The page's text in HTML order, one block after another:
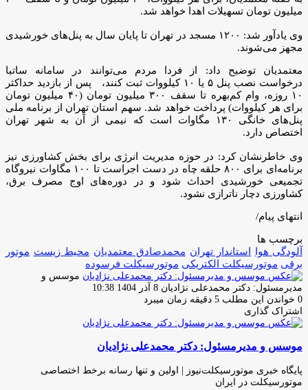
میلیون تومان تسهیلات اهدا خواهد شد.
وی یادآور شد: ۱۲۰۰ مسجد در تهران تا پایان سال به پنل‌های خورشیدی
مجهز می‌شوند.
معتمدیان توضیح داد: از فردا مردم می‌توانند در سامانه ساتبا
درخواست نصب پنل ۵ یا ۱۰ کیلووات ثبت کنند، پس از بازدید حداکثر
۱۰ روزه، وام کم‌بهره تا سقف ۳۰۰ میلیون تومان (۴۰ میلیون تومان
برای هر کیلووات) پرداخت خواهد شد. سهم استان تهران از برنامه ملی
پنل‌های خانگی ۱۳۰ مگاوات است که نیمی از آن به شهر تهران
اختصاص دارد.
وی خاطرنشان کرد: در حوزه مدیریت انرژی برای بخش کشاورزی نیز
برنامه‌ای برای ۸۰۰ حلقه چاه در دست اجراست تا ۱۰۰ مگاوات نیروگاه
تجمیعی خورشیدی احداث شود و در دوره‌های اوج مصرف برق،
کشاورزی دچار ناترازی نشود.
انتهای پیام/
برچسب ها
آلودگی هوا استاندار تهران محمدصادق معتمدیان محیط زیست موتور
برقی موتورسیکلت الکتریکى موتورسیکلت فرسوده
موسس و
مدیرمسئول: دکتر محمدعلی نژادیان ارسال
ایمیل
8 آذر 1404 10:38
0 خواندن این مطلب 5 دقیقه زمان میبرد
اشتراک گذاری
فیس
توئیتر
لینکدین
واتس
تلگرام
اشتراک
از
ایمیل
چاپ
موسس و مدیرمسئول: دکتر محمدعلی نژادیان
پایگاه خبری موتورسیکلت‌نیوز | اولین و تنها رسانه برخط اختصاصی
موتورسیکلت در ایران